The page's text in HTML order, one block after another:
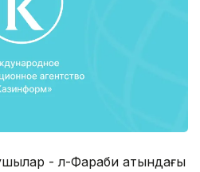
- әл-Фараби атындағы